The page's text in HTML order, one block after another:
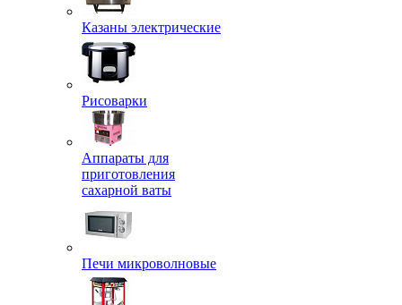
Казаны электрические
Рисоварки
Аппараты для
приготовления
сахарной ваты
Печи микроволновые